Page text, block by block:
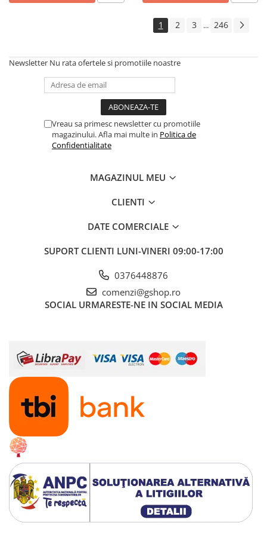
Accesorii centrale termice pe
Cazane de abur
Centrale termice pe combustibil
Incalzire in pardoseala
Automatizari incalzire in
Colectoare si distribuitoare
Teava incalzire in pardoseala
Convectoare electrice
Smart Home
Tunuri de aer cald
Vitrine frigorifice
Panouri solare
Panouri solare fotovoltaice
Invertoare trifazate on-grid
Panouri solare policristaline
Sisteme fotovoltaice ON-GRID -
monofazate
Sisteme sustinere si accesorii
montaj panouri fotovoltaice
1 2 3 ... 246
Newsletter Nu rata ofertele si promotiile noastre
Vreau sa primesc newsletter cu promotiile
magazinului. Afla mai multe in Politica de
Confidentialitate
MAGAZINUL MEU
CLIENTI
DATE COMERCIALE
SUPORT CLIENTI LUNI-VINERI 09:00-17:00
0376448876
comenzi@gshop.ro
SOCIAL URMARESTE-NE IN SOCIAL MEDIA